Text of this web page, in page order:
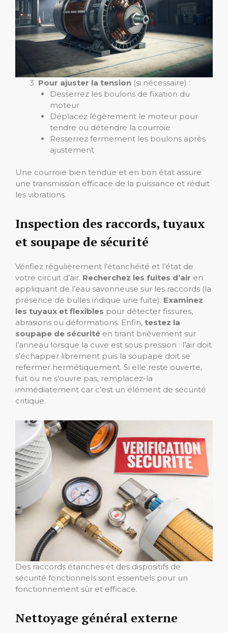
Pour ajuster la tension (si nécessaire) :
Desserrez les boulons de fixation du
moteur
Déplacez légèrement le moteur pour
tendre ou détendre la courroie
Resserrez fermement les boulons après
ajustement
Une courroie bien tendue et en bon état assure
une transmission efficace de la puissance et réduit
les vibrations.
Inspection des raccords, tuyaux
et soupape de sécurité
Vérifiez régulièrement l’étanchéité et l’état de
votre circuit d’air. Recherchez les fuites d’air en
appliquant de l’eau savonneuse sur les raccords (la
présence de bulles indique une fuite). Examinez
les tuyaux et flexibles pour détecter fissures,
abrasions ou déformations. Enfin, testez la
soupape de sécurité en tirant brièvement sur
l’anneau lorsque la cuve est sous pression : l’air doit
s’échapper librement puis la soupape doit se
refermer hermétiquement. Si elle reste ouverte,
fuit ou ne s’ouvre pas, remplacez-la
immédiatement car c’est un élément de sécurité
critique.
Des raccords étanches et des dispositifs de
sécurité fonctionnels sont essentiels pour un
fonctionnement sûr et efficace.
Nettoyage général externe